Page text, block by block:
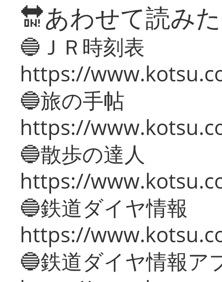
🔛あわせて読み
🔵ＪＲ時刻表
https://
🔵旅の手帖
https://
🔵散歩の達人
https://
🔵鉄道ダイヤ情報
https://
🔵鉄道ダイヤ情報ア